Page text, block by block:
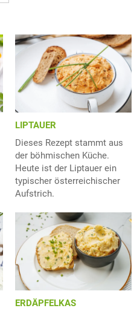
LIPTAUER
Dieses Rezept stammt aus
der böhmischen Küche.
Heute ist der Liptauer ein
typischer österreichischer
Aufstrich.
ERDÄPFELKAS